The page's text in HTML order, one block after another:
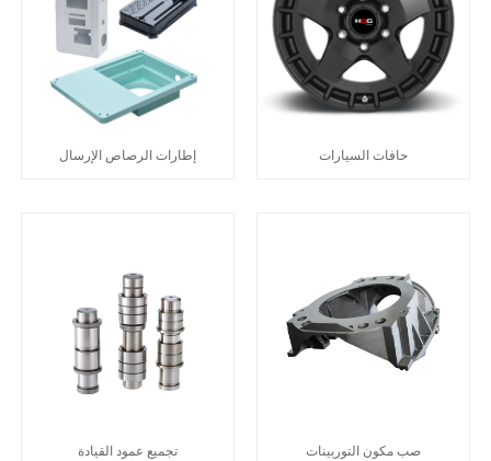
حافات السيارات إطارات الرصاص الإرسال
صب مكون التوربينات تجميع عمود القيادة